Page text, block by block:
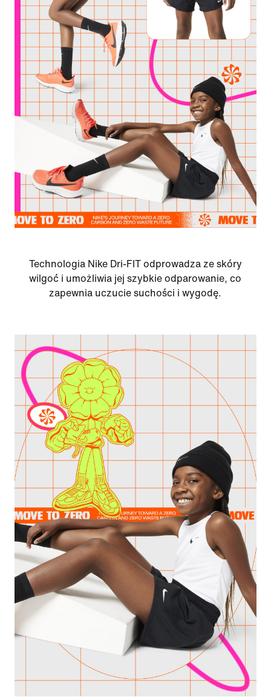
Technologia Nike Dri-FIT odprowadza ze skóry
wilgoć i umożliwia jej szybkie odparowanie, co
zapewnia uczucie suchości i wygodę.